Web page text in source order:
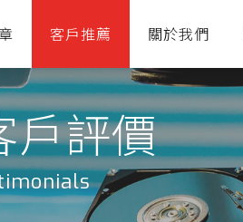
客戶推薦 關於我們
戶評價